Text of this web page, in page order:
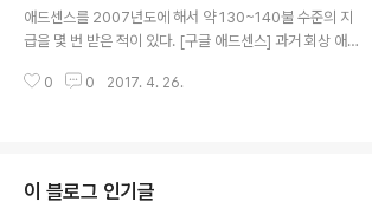
애드센스를 2007년도에 해서 약 130~140불 수준의 지
급을 몇 번 받은 적이 있다. [구글 애드센스] 과거 회상 애드
고 92.18$ 를 깨우고 100$를 넘기자는 목표로 시작한지
스만으로 먹고 사는 사람도 전세계적으로 많은 것 같지만,
0 0 2017. 4. 26.
이 블로그 인기글